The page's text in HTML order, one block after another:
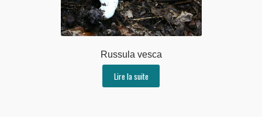
Russula vesca
Lire la suite